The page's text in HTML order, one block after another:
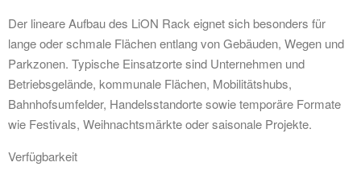
Der lineare Aufbau des LiON Rack eignet sich besonders für
lange oder schmale Flächen entlang von Gebäuden, Wegen und
Parkzonen. Typische Einsatzorte sind Unternehmen und
Betriebsgelände, kommunale Flächen, Mobilitätshubs,
Bahnhofsumfelder, Handelsstandorte sowie temporäre Formate
wie Festivals, Weihnachtsmärkte oder saisonale Projekte.
Verfügbarkeit